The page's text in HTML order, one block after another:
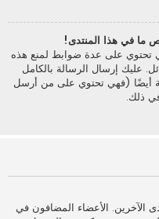
ما في هذا المنتدى!
تحتوي على عدة ضوابط لمنع هذه
عليك إرسال الرسالة بالكامل
أيضًا (فهي تحتوي على من أرسل
ذلك.
الآخرين. الأعضاء المضافون في